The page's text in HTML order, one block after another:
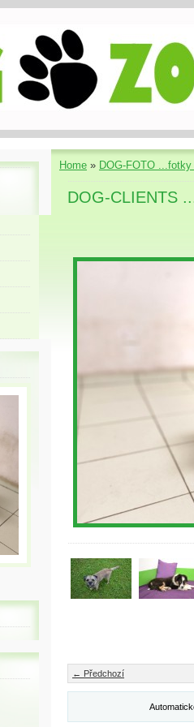
Home » DOG-FOTO
DOG-CLIENTS
← Předchozí